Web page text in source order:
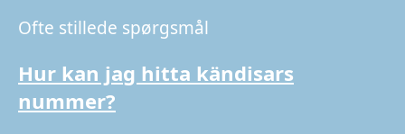
Ofte stillede spørgsmål
Hur kan jag hitta kändisars
nummer?